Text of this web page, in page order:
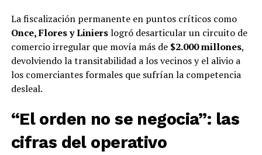
La fiscalización permanente en puntos críticos como
Once, Flores y Linierslogró desarticular un circuito de
comercio irregular que movía más de $2.000 millones,
devolviendo la transitabilidad a los vecinos y el alivio a
los comerciantes formales que sufrían la competencia
desleal.
“El orden no se negocia”: las
cifras del operativo